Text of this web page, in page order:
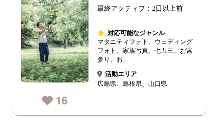
16
最終アクティブ：2日以上前
対応可能なジャンル
マタニティフォト、ウェディング
フォト、家族写真、七五三、お宮
参り、お…
活動エリア
広島県
島根県 山口県